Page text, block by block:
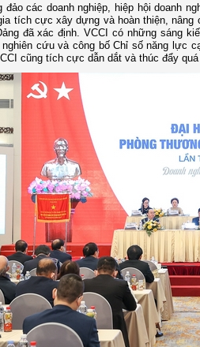
các doanh nghiệp, hiệp hội doanh
tích cực xây dựng và hoàn thiện,
đã xác định. VCCI có những sáng
cứu và công bố Chỉ số năng lực
cũng tích cực dẫn dắt và thúc đẩy quá